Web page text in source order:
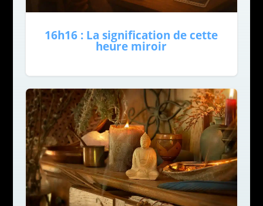
16h16 : La signification de cette
heure miroir